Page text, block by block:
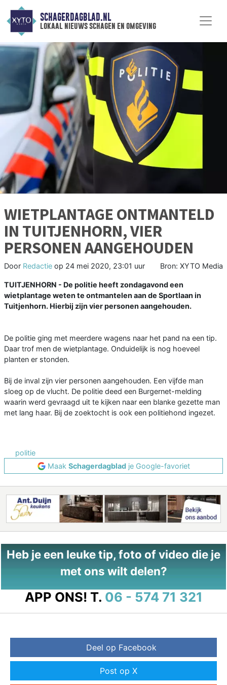
SCHAGERDAGBLAD.NL
lokaal nieuws schagen en omgeving
WIETPLANTAGE ONTMANTELD
IN TUITJENHORN, VIER
PERSONEN AANGEHOUDEN
Door Redactie op 24 mei 2020, 23:01 uur Bron: XYTO Media
TUITJENHORN - De politie heeft zondagavond een
wietplantage weten te ontmantelen aan de Sportlaan in
Tuitjenhorn. Hierbij zijn vier personen aangehouden.
De politie ging met meerdere wagens naar het pand na een tip.
Daar trof men de wietplantage. Onduidelijk is nog hoeveel
planten er stonden.
Bij de inval zijn vier personen aangehouden. Een vijfde man
sloeg op de vlucht. De politie deed een Burgernet-melding
waarin werd gevraagd uit te kijken naar een blanke gezette man
met lang haar. Bij de zoektocht is ook een politiehond ingezet.
politie
Maak Schagerdagbladje Google-favoriet
Heb je een leuke tip, foto of video die je
met ons wilt delen?
APP ONS! T. 06 - 574 71 321
Deel op Facebook
Post op X